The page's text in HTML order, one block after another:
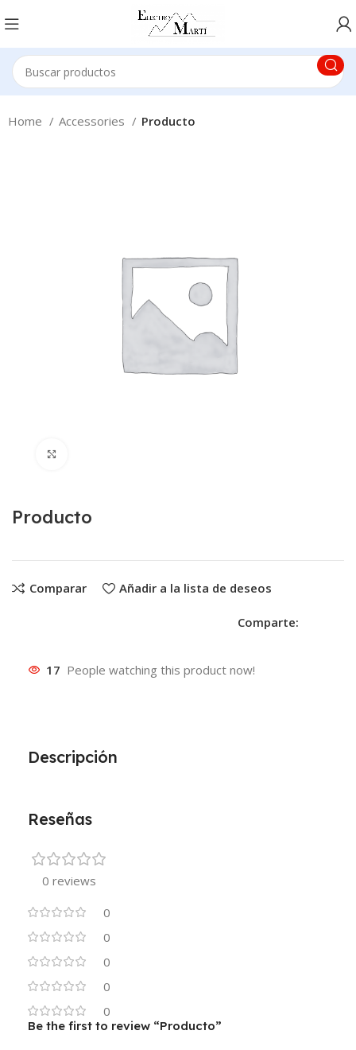
Home Accessories Producto
Producto
Comparar Añadir a la lista de deseos
Comparte:
17 People watching this product now!
Descripción
Reseñas
0 reviews
0
0
0
0
0
Be the first to review “Producto”